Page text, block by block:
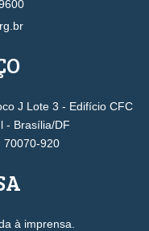
J Lote 3 - Edifício CFC
- Brasília/DF
70070-920
à imprensa.